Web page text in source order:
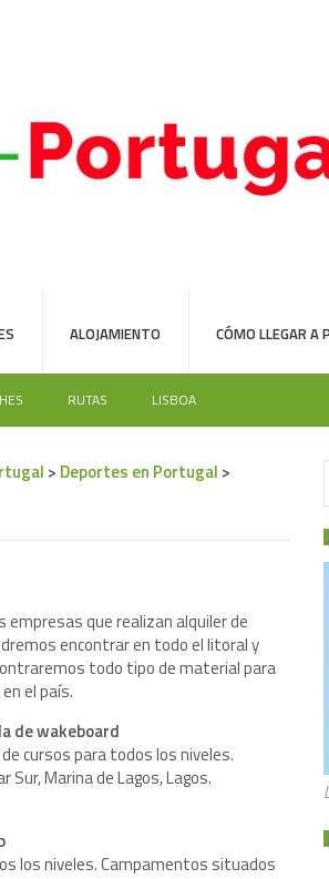
ALOJAMIENTO CÓMO LLEGAR A
RUTAS LISBOA
> Deportes en Portugal >
empresas que realizan alquiler de
encontrar en todo el litoral y
todo tipo de material para
el país.
de wakeboard
cursos para todos los niveles.
Sur, Marina de Lagos, Lagos.
los niveles. Campamentos situados